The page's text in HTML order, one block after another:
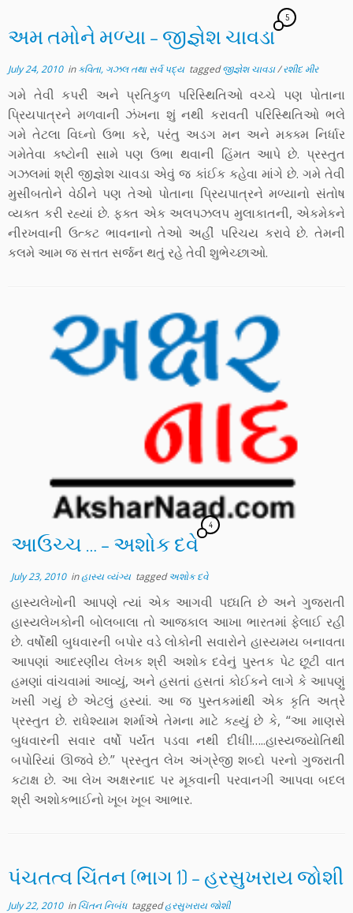
અમ તમોને મળ્યા – જીજ્ઞેશ ચાવડા
5
July 24, 2010inકવિતા, ગઝલ તથા સર્વ પદ્ય taggedજીજ્ઞેશ ચાવડા/રશીદ મીર
ગમે તેવી કપરી અને પ્રતિકુળ પરિસ્થિતિઓ વચ્ચે પણ પોતાના
પ્રિયપાત્રને મળવાની ઝંખના શું નથી કરાવતી પરિસ્થિતિઓ ભલે
ગમે તેટલા વિઘ્નો ઉભા કરે, પરંતુ અડગ મન અને મક્ક્મ નિર્ધાર
ગમેતેવા કષ્ટોની સામે પણ ઉભા થવાની હિંમત આપે છે. પ્રસ્તુત
ગઝલમાં શ્રી જીજ્ઞેશ ચાવડા એવું જ કાંઈક કહેવા માંગે છે. ગમે તેવી
મુસીબતોને વેઠીને પણ તેઓ પોતાના પ્રિયપાત્રને મળ્યાનો સંતોષ
વ્યક્ત કરી રહ્યાં છે. ફક્ત એક અલપઝલપ મુલાકાતની, એકમેકને
નીરખવાની ઉત્કટ ભાવનાનો તેઓ અહીં પરિચય કરાવે છે. તેમની
કલમે આમ જ સત્તત સર્જન થતું રહે તેવી શુભેચ્છાઓ.
આઉચ્ચ … – અશોક દવે
4
July 23, 2010inહાસ્ય વ્યંગ્ય taggedઅશોક દવે
હાસ્યલેખોની આપણે ત્યાં એક આગવી પધ્ધતિ છે અને ગુજરાતી
હાસ્યલેખકોની બોલબાલા તો આજકાલ આખા ભારતમાં ફેલાઈ રહી
છે. વર્ષોથી બુધવારની બપોર વડે લોકોની સવારોને હાસ્યમય બનાવતા
આપણાં આદરણીય લેખક શ્રી અશોક દવેનું પુસ્તક પેટ છૂટી વાત
હમણાં વાંચવામાં આવ્યું, અને હસતાં હસતાં કોઈકને લાગે કે આપણું
ખસી ગયું છે એટલું હસ્યાં. આ જ પુસ્તકમાંથી એક કૃતિ અત્રે
પ્રસ્તુત છે. રાધેશ્યામ શર્માએ તેમના માટે કહ્યું છે કે, “આ માણસે
બુધવારની સવાર વર્ષો પર્યંત પડવા નથી દીધી!…..હાસ્યજ્યોતિથી
બપોરિયાં ઊજવે છે.” પ્રસ્તુત લેખ અંગ્રેજી શબ્દો પરનો ગુજરાતી
કટાક્ષ છે. આ લેખ અક્ષરનાદ પર મૂકવાની પરવાનગી આપવા બદલ
શ્રી અશોકભાઈનો ખૂબ ખૂબ આભાર.
પંચતત્વ ચિંતન (ભાગ 1) – હરસુખરાય જોશી
July 22, 2010inચિંતન નિબંધ taggedહરસુખરાય જોશી